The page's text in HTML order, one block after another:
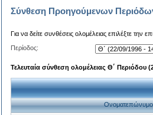
Σύνθεση Προηγούμενων
Για να δείτε συνθέσεις ολομέλειας επιλέξτε την
Περίοδος:
Τελευταία σύνθεση ολομέλειας Θ΄ Περιόδου
Ονοματεπώνυμο